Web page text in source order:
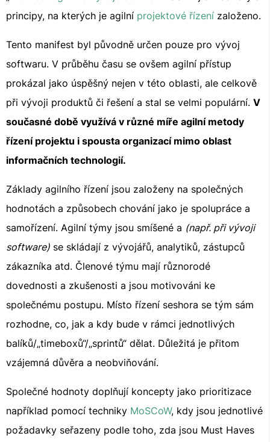
principy, na kterých je agilní projektové řízení založeno.
Tento manifest byl původně určen pouze pro vývoj
softwaru. V průběhu času se ovšem agilní přístup
prokázal jako úspěšný nejen v této oblasti, ale celkově
při vývoji produktů či řešení a stal se velmi populární. V
současné době využívá v různé míře agilní metody
řízení projektu i spousta organizací mimo oblast
informačních technologií.
Základy agilního řízení jsou založeny na společných
hodnotách a způsobech chování jako je spolupráce a
samořízení. Agilní týmy jsou smíšené a (např. při vývoji
software) se skládají z vývojářů, analytiků, zástupců
zákazníka atd. Členové týmu mají různorodé
dovednosti a zkušenosti a jsou motivováni ke
společnému postupu. Místo řízení seshora se tým sám
rozhodne, co, jak a kdy bude v rámci jednotlivých
balíků/„timeboxů“/„sprintů“ dělat. Důležitá je přitom
vzájemná důvěra a neobviňování.
Společné hodnoty doplňují koncepty jako prioritizace
například pomocí techniky MoSCoW, kdy jsou jednotlivé
požadavky seřazeny podle toho, zda jsou Must Haves